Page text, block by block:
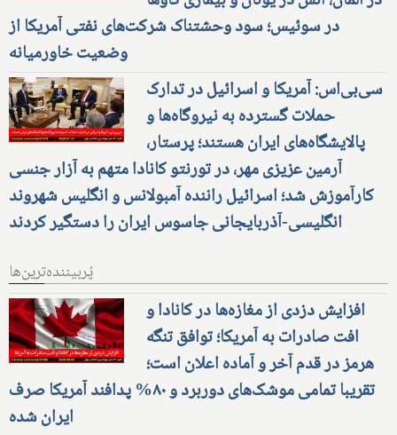
در سوئیس؛ سود وحشتناک شرکت‌های نفتی آمریکا از
وضعیت خاورمیانه
سی‌بی‌اس: آمریکا و اسرائیل در تدارک
حملات گسترده به نیروگاه‌ها و
پالایشگاه‌های ایران هستند؛ پرستار،
آرمین عزیزی مهر، در تورنتو کانادا متهم به آزار جنسی
کارآموزش شد؛ اسرائیل راننده آمبولانس و انگلیس شهروند
انگلیسی-آذربایجانی جاسوس ایران را دستگیر کردند
پُربیننده‌ترین‌ها
افزایش دزدی از مغازه‌ها در کانادا و
افت صادرات به آمریکا؛ توافق تنگه
هرمز در قدم آخر و آماده اعلان است؛
تقریبا تمامی موشک‌های دوربرد و ۸۰% پدافند آمریکا صرف
ایران شده